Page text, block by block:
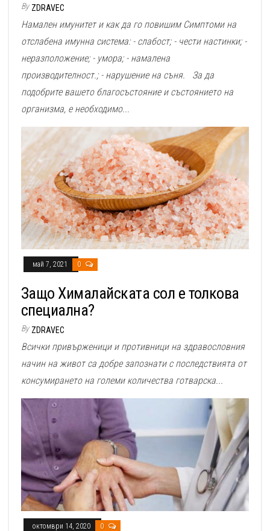
By ZDRAVEC
Намален имунитет и как да го повишим Симптоми на
отслабена имунна система: - слабост; - чести настинки; -
неразположение; - умора; - намалена
производителност.; - нарушение на съня. За да
подобрите вашето благосъстояние и състоянието на
организма, е необходимо...
май 7, 2021 0
Защо Хималайската сол е толкова
специална?
By ZDRAVEC
Всички привърженици и противници на здравословния
начин на живот са добре запознати с последствията от
консумирането на големи количества готварска...
октомври 14, 2020 0